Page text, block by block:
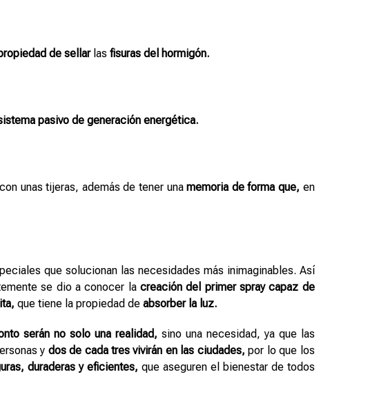
de sellarlas fisuras del hormigón.
pasivo de generación energética.
unas tijeras, además de tener unamemoria de forma que, en
que solucionan las necesidades más inimaginables. Así
se dio a conocer la creación del primer spray capaz de
que tiene la propiedad de absorber la luz.
serán no solo una realidad, sino una necesidad, ya que las
y dos de cada tres vivirán en las ciudades, por lo que los
duraderas y eficientes, que aseguren el bienestar de todos